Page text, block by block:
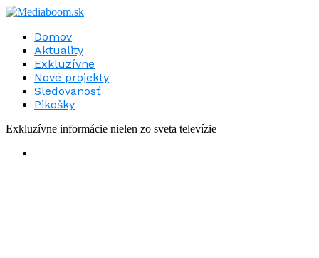
Domov
Aktuality
Exkluzívne
Nové projekty
Sledovanosť
Pikošky
Exkluzívne informácie nielen zo sveta televízie